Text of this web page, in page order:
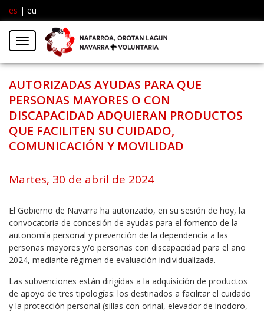
es | eu
Menú
AUTORIZADAS AYUDAS PARA QUE
PERSONAS MAYORES O CON
DISCAPACIDAD ADQUIERAN PRODUCTOS
QUE FACILITEN SU CUIDADO,
COMUNICACIÓN Y MOVILIDAD
Martes, 30 de abril de 2024
El Gobierno de Navarra ha autorizado, en su sesión de hoy, la
convocatoria de concesión de ayudas para el fomento de la
autonomía personal y prevención de la dependencia a las
personas mayores y/o personas con discapacidad para el año
2024, mediante régimen de evaluación individualizada.
Las subvenciones están dirigidas a la adquisición de productos
de apoyo de tres tipologías: los destinados a facilitar el cuidado
y la protección personal (sillas con orinal, elevador de inodoro,